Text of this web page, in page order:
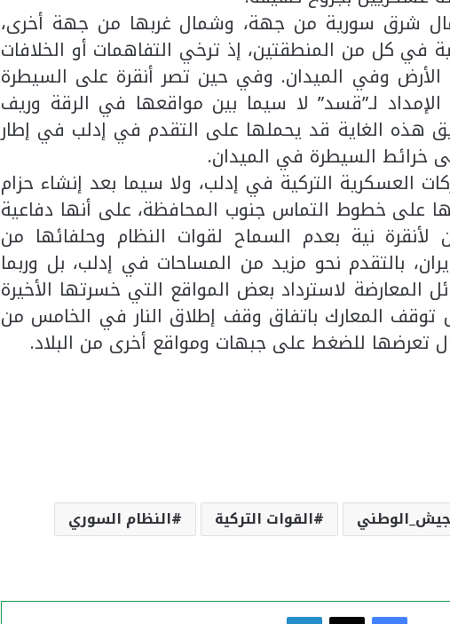
شرق سورية من جهة، وشمال غربها من جهة أخرى،
في كل من المنطقتين، إذ ترخي التفاهمات أو الخلافات
الأرض وفي الميدان. وفي حين تصر أنقرة على السيطرة
لـ”قسد” لا سيما بين مواقعها في الرقة وريف
هذه الغاية قد يحملها على التقدم في إدلب في إطار
خرائط السيطرة في الميدان.
العسكرية التركية في إدلب، ولا سيما بعد إنشاء حزام
على خطوط التماس جنوب المحافظة، على أنها دفاعية
نية بعدم السماح لقوات النظام وحلفائها من
بالتقدم نحو مزيد من المساحات في إدلب، بل وربما
المعارضة لاسترداد بعض المواقع التي خسرتها الأخيرة
توقف المعارك باتفاق وقف إطلاق النار في الخامس من
تعرضها للضغط على جبهات ومواقع أخرى من البلاد.
القوات التركية
النظام السوري
فيسبوك